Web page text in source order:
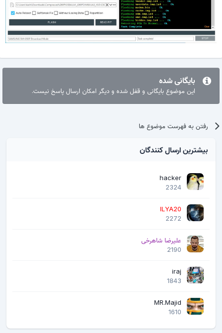
بایگانی شده
این موضوع بایگانی و قفل شده و دیگر امکان ارسال پاسخ نیست.
رفتن به فهرست موضوع ها
بیشترین ارسال کنندگان
hacker
2324
ILYA20
2272
علیرضا شاهرخی
2190
iraj
1843
MR.Majid
1610